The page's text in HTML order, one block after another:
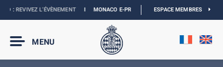
: REVIVEZ L’ÉVÈNEMENTI MONACO E-PRIX 2027 : NOUVELLES DATESI
ESPACE MEMBRES
MENU